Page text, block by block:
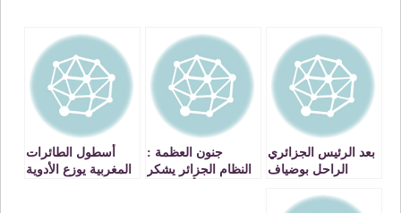
بعد الرئيس الجزائري
الراحل بوضياف
الجزائري السعداني،
جنون العظمة :
النظام الجزائر يشكر
أسطول الطائرات
المغربية يوزع الأدوية